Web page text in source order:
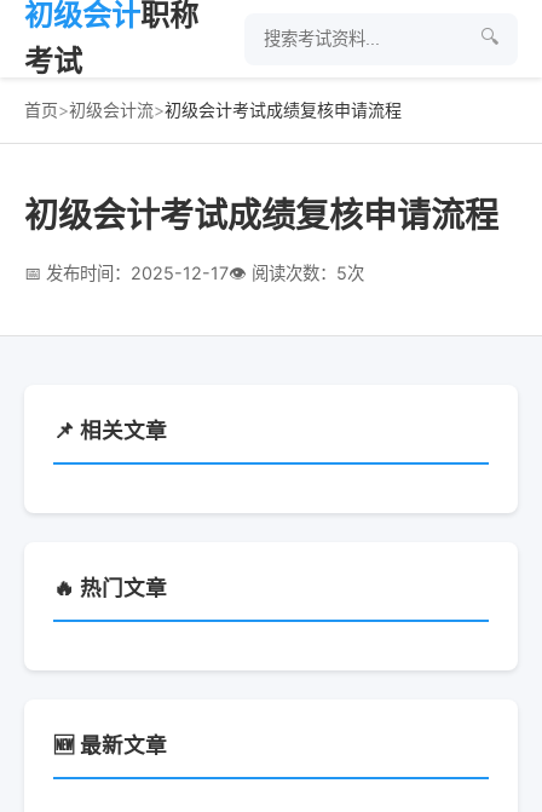
初级会计职称
考试
🔍
首页>初级会计流>初级会计考试成绩复核申请流程
初级会计考试成绩复核申请流程
📅 发布时间：2025-12-17👁 阅读次数：5次
📌 相关文章
🔥 热门文章
🆕 最新文章